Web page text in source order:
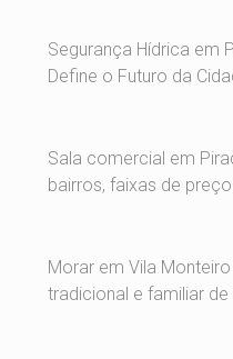
Segurança Hídrica em
Define o Futuro da
Sala comercial em
bairros, faixas de
Morar em Vila
tradicional e familiar de